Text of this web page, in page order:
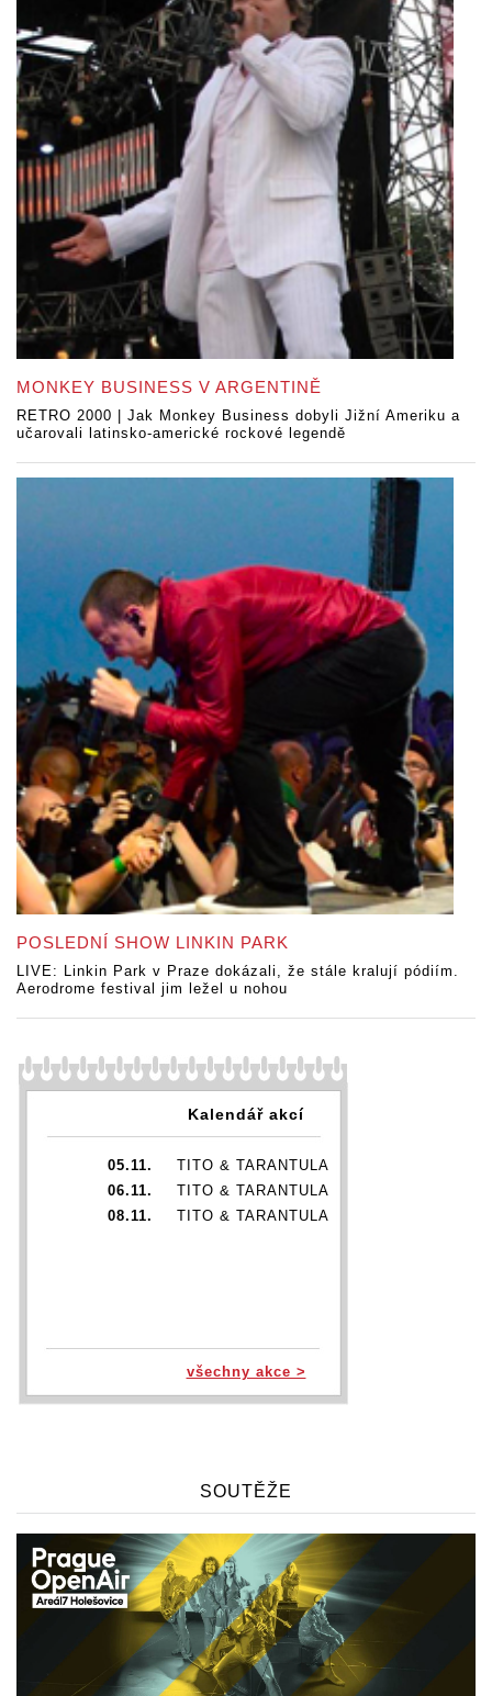
MONKEY BUSINESS V ARGENTINĚ
RETRO 2000 | Jak Monkey Business dobyli Jižní Ameriku a
učarovali latinsko-americké rockové legendě
POSLEDNÍ SHOW LINKIN PARK
LIVE: Linkin Park v Praze dokázali, že stále kralují pódiím.
Aerodrome festival jim ležel u nohou
Kalendář akcí
05.11.
TITO & TARANTULA
06.11.
TITO & TARANTULA
08.11.
TITO & TARANTULA
všechny akce >
SOUTĚŽE